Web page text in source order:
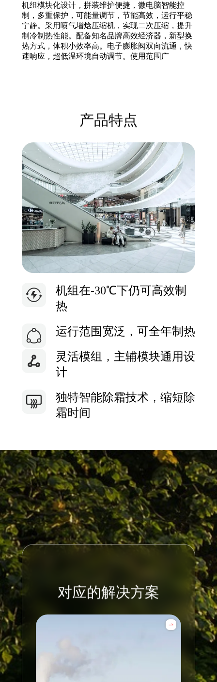
机组模块化设计，拼装维护便捷，微电脑智能控
制，多重保护，可能量调节，节能高效，运行平稳
宁静。采用喷气增焓压缩机，实现二次压缩，提升
制冷制热性能。配备知名品牌高效经济器，新型换
热方式，体积小效率高。电子膨胀阀双向流通，快
速响应，超低温环境自动调节。使用范围广
产品特点
机组在-30℃下仍可高效制
热
运行范围宽泛，可全年制热
灵活模组，主辅模块通用设
计
独特智能除霜技术，缩短除
霜时间
对应的解决方案